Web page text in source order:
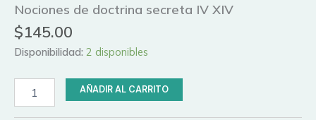
Nociones de doctrina secreta IV XIV
$145.00
Disponibilidad: 2 disponibles
AÑADIR AL CARRITO